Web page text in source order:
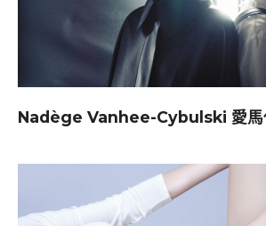
Nadège Vanhee-Cybulski 愛馬